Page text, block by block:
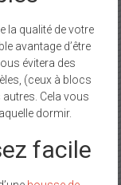
la qualité de votre
avantage d’être
évitera des
(ceux à blocs
Cela vous
dormir.
facile